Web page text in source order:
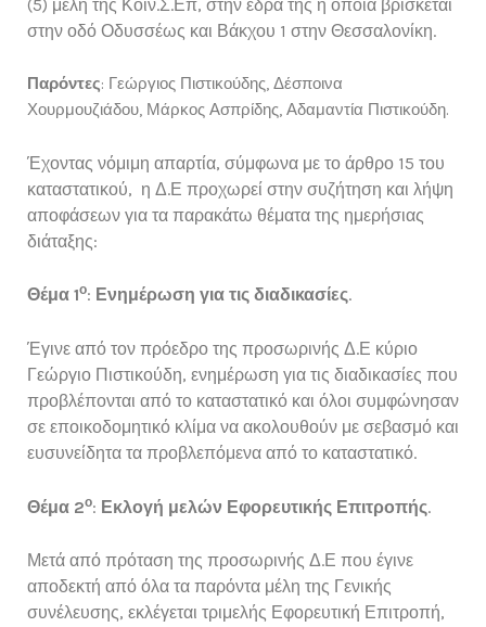
(5) μέλη της Κοιν.Σ.Επ, στην έδρα της η οποία βρίσκεται
στην οδό Οδυσσέως και Βάκχου 1 στην Θεσσαλονίκη.
Παρόντες: Γεώργιος Πιστικούδης, Δέσποινα
Χουρμουζιάδου, Μάρκος Ασπρίδης, Αδαμαντία Πιστικούδη.
Έχοντας νόμιμη απαρτία, σύμφωνα με το άρθρο 15 του
καταστατικού, η Δ.Ε προχωρεί στην συζήτηση και λήψη
αποφάσεων για τα παρακάτω θέματα της ημερήσιας
διάταξης:
Θέμα 1ο: Ενημέρωση για τις διαδικασίες.
Έγινε από τον πρόεδρο της προσωρινής Δ.Ε κύριο
Γεώργιο Πιστικούδη, ενημέρωση για τις διαδικασίες που
προβλέπονται από το καταστατικό και όλοι συμφώνησαν
σε εποικοδομητικό κλίμα να ακολουθούν με σεβασμό και
ευσυνείδητα τα προβλεπόμενα από το καταστατικό.
Θέμα 2ο: Εκλογή μελών Εφορευτικής Επιτροπής.
Μετά από πρόταση της προσωρινής Δ.Ε που έγινε
αποδεκτή από όλα τα παρόντα μέλη της Γενικής
συνέλευσης, εκλέγεται τριμελής Εφορευτική Επιτροπή,